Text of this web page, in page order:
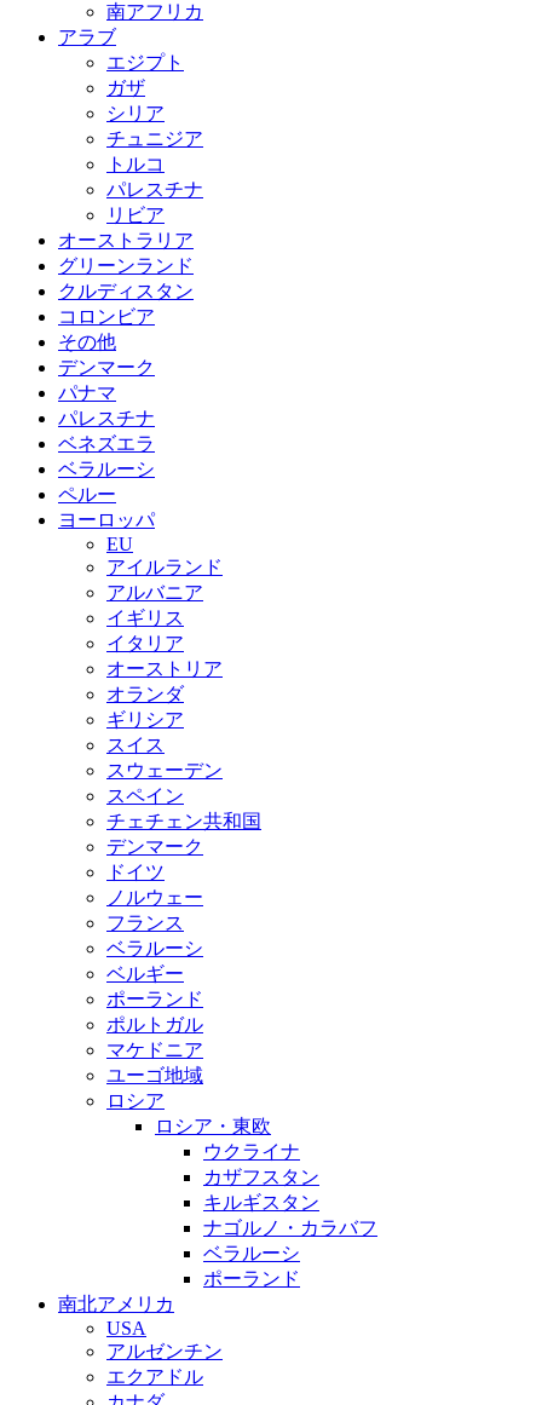
南アフリカ
アラブ
エジプト
ガザ
シリア
チュニジア
トルコ
パレスチナ
リビア
オーストラリア
グリーンランド
クルディスタン
コロンビア
その他
デンマーク
パナマ
パレスチナ
ベネズエラ
ベラルーシ
ペルー
ヨーロッパ
EU
アイルランド
アルバニア
イギリス
イタリア
オーストリア
オランダ
ギリシア
スイス
スウェーデン
スペイン
チェチェン共和国
デンマーク
ドイツ
ノルウェー
フランス
ベラルーシ
ベルギー
ポーランド
ポルトガル
マケドニア
ユーゴ地域
ロシア
ロシア・東欧
ウクライナ
カザフスタン
キルギスタン
ナゴルノ・カラバフ
ベラルーシ
ポーランド
南北アメリカ
USA
アルゼンチン
エクアドル